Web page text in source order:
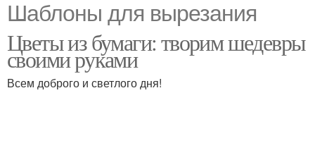
Шаблоны для вырезания
Цветы из бумаги: творим шедевры
своими руками
Всем доброго и светлого дня!